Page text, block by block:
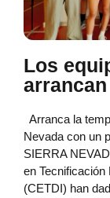
Los
Arranca la
Nevada con un
SIERRA
en
(CETDI) han